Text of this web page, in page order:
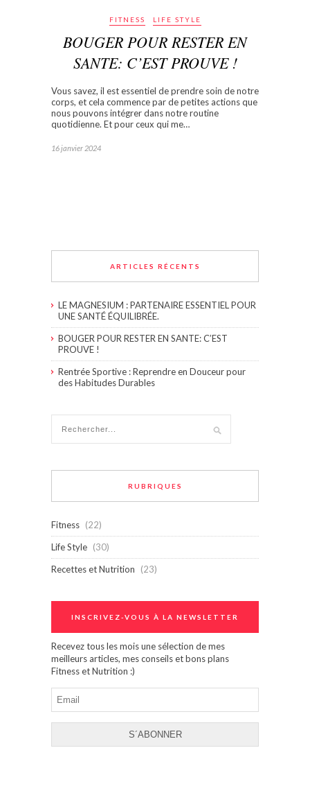
FITNESS LIFE STYLE
BOUGER POUR RESTER EN
SANTE: C’EST PROUVE !
Vous savez, il est essentiel de prendre soin de notre
corps, et cela commence par de petites actions que
nous pouvons intégrer dans notre routine
quotidienne. Et pour ceux qui me…
16 janvier 2024
ARTICLES RÉCENTS
LE MAGNESIUM : PARTENAIRE ESSENTIEL POUR
UNE SANTÉ ÉQUILIBRÉE.
BOUGER POUR RESTER EN SANTE: C’EST
PROUVE !
Rentrée Sportive : Reprendre en Douceur pour
des Habitudes Durables
RUBRIQUES
Fitness (22)
Life Style (30)
Recettes et Nutrition
(23)
INSCRIVEZ-VOUS À LA NEWSLETTER
Recevez tous les mois une sélection de mes
meilleurs articles, mes conseils et bons plans
Fitness et Nutrition :)